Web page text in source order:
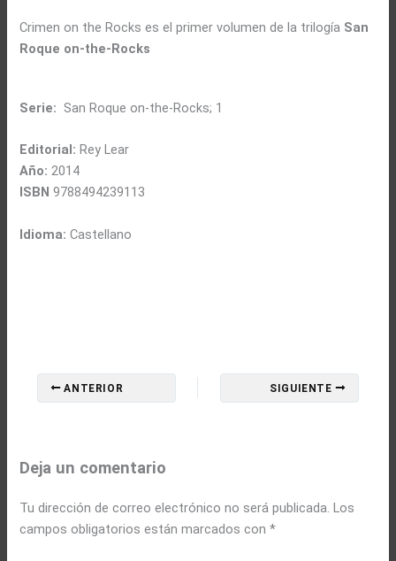
Crimen on the Rocks es el primer volumen de la trilogía San
Roque on-the-Rocks
Serie: San Roque on-the-Rocks; 1
Editorial: Rey Lear
Año: 2014
ISBN 9788494239113
Idioma: Castellano
ANTERIOR SIGUIENTE
Deja un comentario
Tu dirección de correo electrónico no será publicada. Los
campos obligatorios están marcados con*